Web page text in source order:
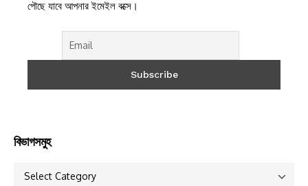
পৌছে যাবে আপনার ইমেইল বক্সে।
বিভাগসমুহ